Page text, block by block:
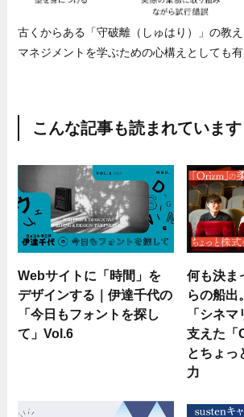
古くからある「守破離（しゅはり）」の教
マネジメントを学ぶための心構えとしても有
こんな記事も読まれています
Webサイトに「時間」を
デザインする｜伊達千代の
「今日もフォントを探し
て」Vol.6
何も決ま
らの船出
「シネ
支えた「
とちょっ
力